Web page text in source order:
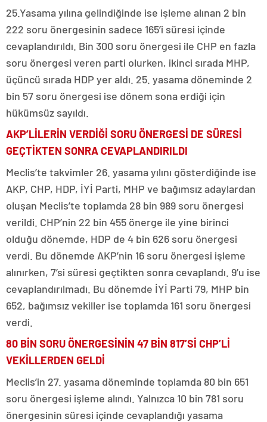
25.Yasama yılına gelindiğinde ise işleme alınan 2 bin
222 soru önergesinin sadece 165’i süresi içinde
cevaplandırıldı. Bin 300 soru önergesi ile CHP en fazla
soru önergesi veren parti olurken, ikinci sırada MHP,
üçüncü sırada HDP yer aldı. 25. yasama döneminde 2
bin 57 soru önergesi ise dönem sona erdiği için
hükümsüz sayıldı.
AKP’LİLERİN VERDİĞİ SORU ÖNERGESİ DE SÜRESİ
GEÇTİKTEN SONRA CEVAPLANDIRILDI
Meclis’te takvimler 26. yasama yılını gösterdiğinde ise
AKP, CHP, HDP, İYİ Parti, MHP ve bağımsız adaylardan
oluşan Meclis’te toplamda 28 bin 989 soru önergesi
verildi. CHP’nin 22 bin 455 önerge ile yine birinci
olduğu dönemde, HDP de 4 bin 626 soru önergesi
verdi. Bu dönemde AKP’nin 16 soru önergesi işleme
alınırken, 7’si süresi geçtikten sonra cevaplandı. 9’u ise
cevaplandırılmadı. Bu dönemde İYİ Parti 79, MHP bin
652, bağımsız vekiller ise toplamda 161 soru önergesi
verdi.
80 BİN SORU ÖNERGESİNİN 47 BİN 817’Sİ CHP’Lİ
VEKİLLERDEN GELDİ
Meclis’in 27. yasama döneminde toplamda 80 bin 651
soru önergesi işleme alındı. Yalnızca 10 bin 781 soru
önergesinin süresi içinde cevaplandığı yasama